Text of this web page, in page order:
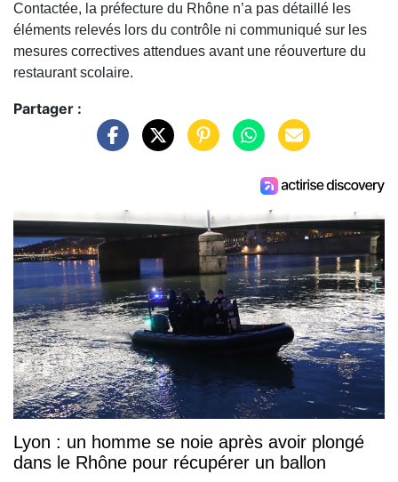
Contactée, la préfecture du Rhône n’a pas détaillé les
éléments relevés lors du contrôle ni communiqué sur les
mesures correctives attendues avant une réouverture du
restaurant scolaire.
Partager :
Lyon : un homme se noie après avoir plongé
dans le Rhône pour récupérer un ballon